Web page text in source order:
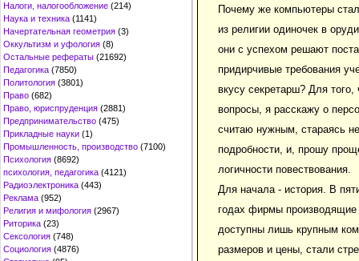
Налоги, налогообложение (214)
Наука и техника (1141)
Начертательная геометрия (3)
Оккультизм и уфология (8)
Остальные рефераты (21692)
Педагогика (7850)
Политология (3801)
Право (682)
Право, юриспруденция (2881)
Предпринимательство (475)
Прикладные науки (1)
Промышленность, производство (7100)
Психология (8692)
психология, педагогика (4121)
Радиоэлектроника (443)
Реклама (952)
Религия и мифология (2967)
Риторика (23)
Сексология (748)
Социология (4876)
Почему же компьютеры
из религии одиночек в
они с успехом решают
придирчивые требования
вкусу секретарш? Для того,
вопросы, я расскажу о
считаю нужным, стараясь
подробности, и, прошу
логичности повествования.
Для начала - история. В
годах фирмы производящие
доступны лишь крупным
размеров и цены, стали